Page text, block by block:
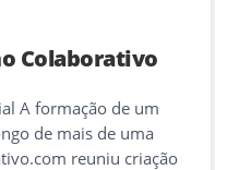
Colaborativo
A formação de um
de mais de uma
reuniu criação